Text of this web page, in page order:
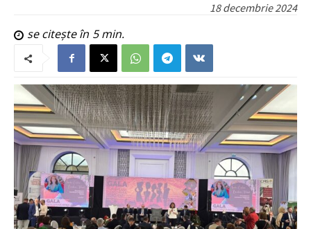
18 decembrie 2024
se citește în 5min.